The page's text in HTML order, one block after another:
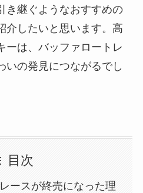
き継ぐようなおすすめの
介したいと思います。高
ーは、バッファロートレ
いの発見につながるでし
目次
ースが終売になった理